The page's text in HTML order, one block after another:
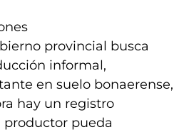
provincial busca
informal,
en suelo bonaerense,
hay un registro
productor pueda